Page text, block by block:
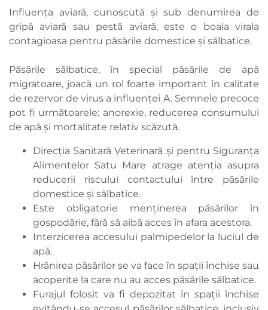
Influenţa aviară, cunoscută şi sub denumirea de
gripă aviară sau pestă aviară, este o boala virala
contagioasa pentru păsările domestice şi sălbatice.
Păsările sălbatice, în special păsările de apă
migratoare, joacă un rol foarte important în calitate
de rezervor de virus a influenţei A. Semnele precoce
pot fi următoarele: anorexie, reducerea consumului
de apă şi mortalitate relativ scăzută.
Direcția Sanitară Veterinară și pentru Siguranța
Alimentelor Satu Mare atrage atenția asupra
reducerii riscului contactului între păsările
domestice și sălbatice.
Este obligatorie menținerea păsărilor în
gospodărie, fără să aibă acces în afara acestora.
Interzicerea accesului palmipedelor la luciul de
apă.
Hrănirea păsărilor se va face în spații închise sau
acoperite la care nu au acces păsările sălbatice.
Furajul folosit va fi depozitat în spații închise